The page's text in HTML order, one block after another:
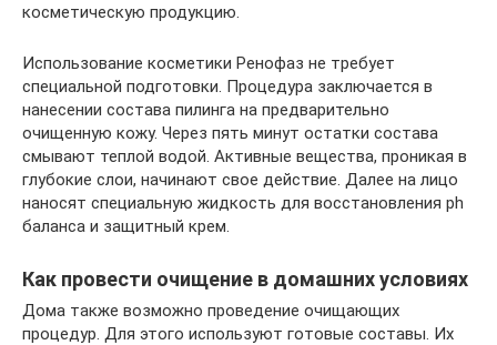
косметическую продукцию.
Использование косметики Ренофаз не требует
специальной подготовки. Процедура заключается в
нанесении состава пилинга на предварительно
очищенную кожу. Через пять минут остатки состава
смывают теплой водой. Активные вещества, проникая в
глубокие слои, начинают свое действие. Далее на лицо
наносят специальную жидкость для восстановления ph
баланса и защитный крем.
Как провести очищение в домашних условиях
Дома также возможно проведение очищающих
процедур. Для этого используют готовые составы. Их